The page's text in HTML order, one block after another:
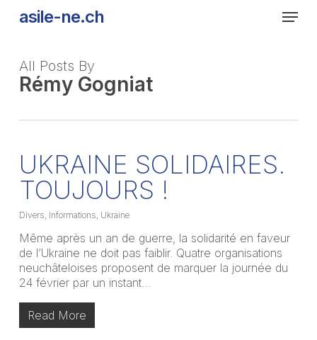
asile-ne.ch Menu
All Posts By
Rémy Gogniat
UKRAINE SOLIDAIRES.
TOUJOURS !
Divers, Informations, Ukraine
Même après un an de guerre, la solidarité en faveur
de l’Ukraine ne doit pas faiblir. Quatre organisations
neuchâteloises proposent de marquer la journée du
24 février par un instant…
Read More